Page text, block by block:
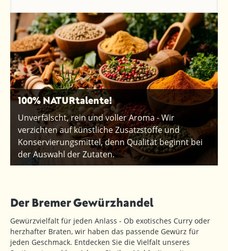
100% NATURtalente!
Unverfälscht, rein und voller Aroma - Wir
verzichten auf künstliche Zusatzstoffe und
Konservierungsmittel, denn Qualität beginnt bei
der Auswahl der Zutaten.
Der Bremer Gewürzhandel
Gewürzvielfalt für jeden Anlass - Ob exotisches Curry oder
herzhafter Braten, wir haben das passende Gewürz für
jeden Geschmack. Entdecken Sie die Vielfalt unseres